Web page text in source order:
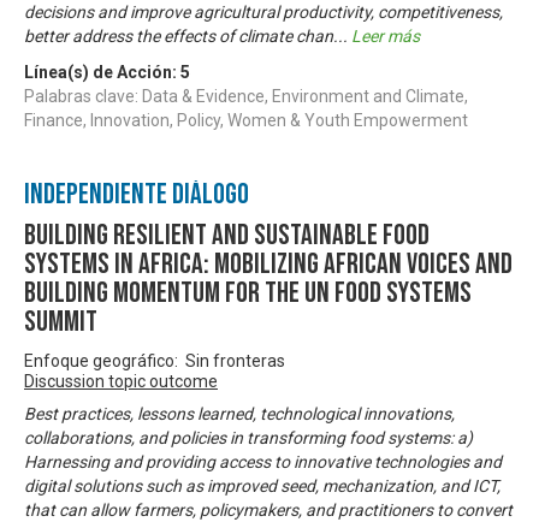
decisions and improve agricultural productivity, competitiveness,
better address the effects of climate chan... Leer más
Línea(s) de Acción: 5
Palabras clave: Data & Evidence, Environment and Climate,
Finance, Innovation, Policy, Women & Youth Empowerment
Independiente Diálogo
Building Resilient and Sustainable Food
Systems in Africa: Mobilizing African Voices and
Building Momentum for the UN Food Systems
Summit
Enfoque geográfico: Sin fronteras
Discussion topic outcome
Best practices, lessons learned, technological innovations,
collaborations, and policies in transforming food systems: a)
Harnessing and providing access to innovative technologies and
digital solutions such as improved seed, mechanization, and ICT,
that can allow farmers, policymakers, and practitioners to convert